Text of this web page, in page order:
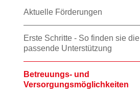
Aktuelle Förderungen
Erste Schritte - So finden sie die
passende Unterstützung
Betreuungs- und
Versorgungsmöglichkeiten